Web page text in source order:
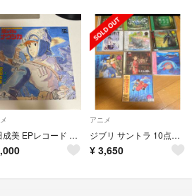
安田成美 EPレコード 風の谷のナウシカ / 風の妖精
アニメ
ジブリ サントラ 10点 レンタル落ち CD
¥ 3,650